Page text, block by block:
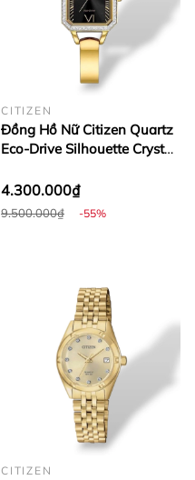
CITIZEN
Đồng Hồ Nữ Citizen Quartz
Eco-Drive Silhouette Crystal
4.300.000₫
9.500.000₫ -55%
CITIZEN